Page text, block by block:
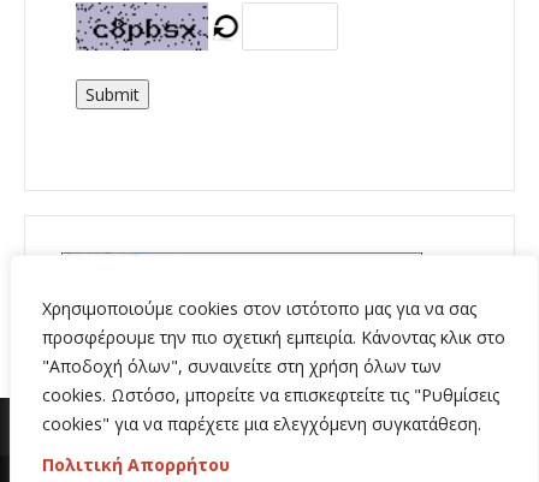
Χρησιμοποιούμε cookies στον ιστότοπο μας για να σας
προσφέρουμε την πιο σχετική εμπειρία. Κάνοντας κλικ στο
"Αποδοχή όλων", συναινείτε στη χρήση όλων των
cookies. Ωστόσο, μπορείτε να επισκεφτείτε τις "Ρυθμίσεις
cookies" για να παρέχετε μια ελεγχόμενη συγκατάθεση.
Πολιτική Απορρήτου
Submit